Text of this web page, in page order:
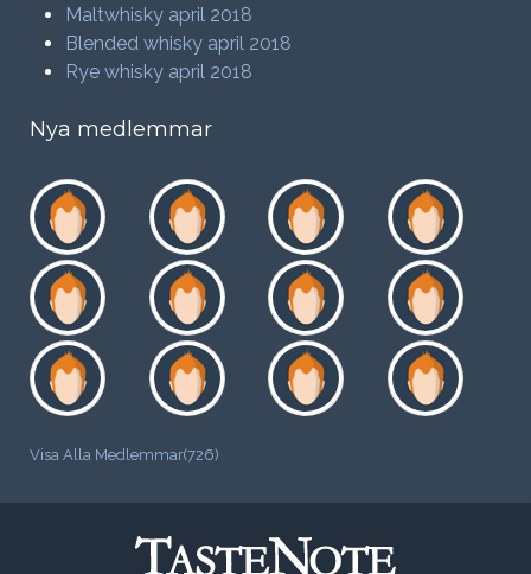
Maltwhisky april 2018
Blended whisky april 2018
Rye whisky april 2018
Nya medlemmar
Visa Alla Medlemmar(726)